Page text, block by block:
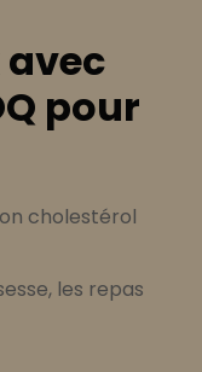
pour
cholestérol
les repas